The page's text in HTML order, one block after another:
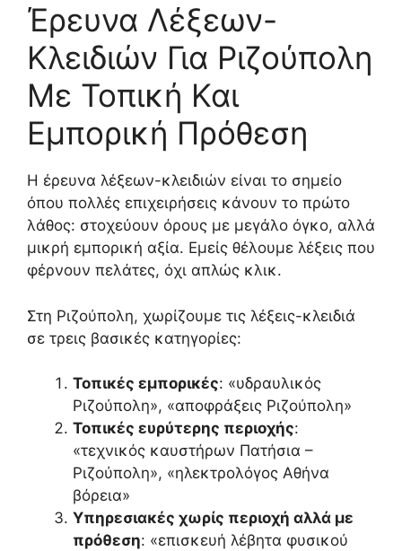
Έρευνα Λέξεων-
Κλειδιών Για Ριζούπολη
Με Τοπική Και
Εμπορική Πρόθεση
Η έρευνα λέξεων-κλειδιών είναι το σημείο
όπου πολλές επιχειρήσεις κάνουν το πρώτο
λάθος: στοχεύουν όρους με μεγάλο όγκο, αλλά
μικρή εμπορική αξία. Εμείς θέλουμε λέξεις που
φέρνουν πελάτες, όχι απλώς κλικ.
Στη Ριζούπολη, χωρίζουμε τις λέξεις-κλειδιά
σε τρεις βασικές κατηγορίες:
Τοπικές εμπορικές: «υδραυλικός
Ριζούπολη», «αποφράξεις Ριζούπολη»
Τοπικές ευρύτερης περιοχής:
«τεχνικός καυστήρων Πατήσια –
Ριζούπολη», «ηλεκτρολόγος Αθήνα
βόρεια»
Υπηρεσιακές χωρίς περιοχή αλλά με
πρόθεση: «επισκευή λέβητα φυσικού